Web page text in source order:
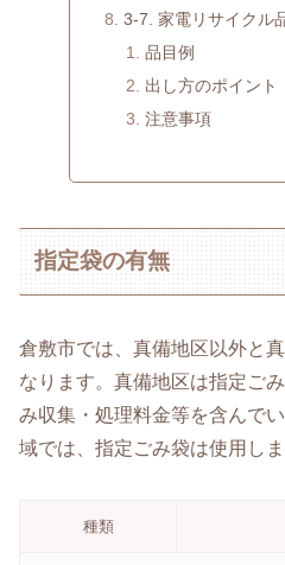
3-7. 家電リサイクル
品目例
出し方のポイント
注意事項
指定袋の有無
倉敷市では、真備地区以外と
なります。真備地区は指定ご
み収集・処理料金等を含んで
域では、指定ごみ袋は使用しま
種類